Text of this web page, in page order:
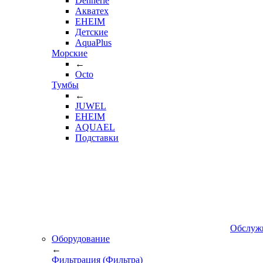
Акватех
EHEIM
Детские
AquaPlus
Морские
←
Octo
Тумбы
←
JUWEL
EHEIM
AQUAEL
Подставки
Оборудование
←
Фильтрация (Фильтра)